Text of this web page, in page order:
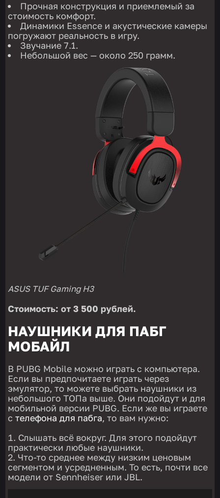
Прочная конструкция и приемлемый за
стоимость комфорт.
Динамики Essence и акустические камеры
погружают реальность в игру.
Звучание 7.1.
Небольшой вес — около 250 грамм.
ASUS TUF Gaming H3
Стоимость: от 3 500 рублей.
НАУШНИКИ ДЛЯ ПАБГ
МОБАЙЛ
В PUBG Mobile можно играть с компьютера.
Если вы предпочитаете играть через
эмулятор, то можете выбрать наушники из
небольшого ТОПа выше. Они подойдут и для
мобильной версии PUBG. Если же вы играете
стелефона для пабга, то вам нужно:
Слышать всё вокруг. Для этого подойдут
практически любые наушники.
Что-то среднее между низким ценовым
сегментом и усредненным. То есть, почти все
модели от Sennheiser или JBL.